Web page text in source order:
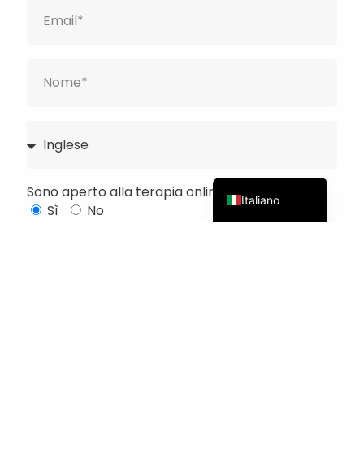
Sono aperto alla terapia online
Sì
No
Italiano